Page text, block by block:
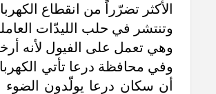
الأكثر تضرّراً من انقطاع
وهي تعمل على الفيول لأنه أرخص
أن سكان درعا يولّدون الضوء